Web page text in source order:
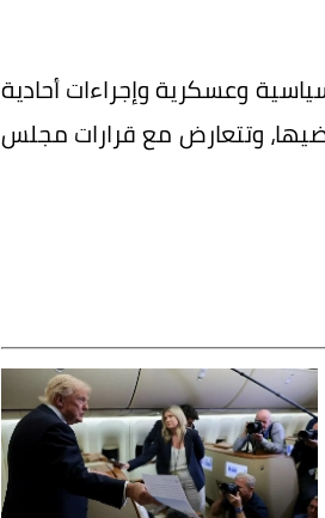
وعسكرية وإجراءات أحادية
وتتعارض مع قرارات مجلس